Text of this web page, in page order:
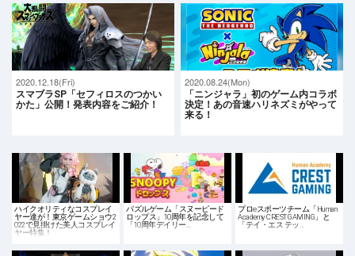
2020.12.18(Fri)
スマブラSP「セフィロスのつかい
かた」公開！発表内容をご紹介！
2020.08.24(Mon)
「ニンジャラ」初のゲーム内コラボ
決定！あの音速ハリネズミがやって
来る！
ハイクオリティなコスプレイ
ヤー達が！東京ゲームショウ2
022で見掛けた美人コスプレイ
ヤー特集！
パズルゲーム「スヌーピード
ロップス」10周年を記念して
「10周年デイリー…
プロeスポーツチーム「Human
Academy CREST GAMING」と
「テイ・エス テッ…